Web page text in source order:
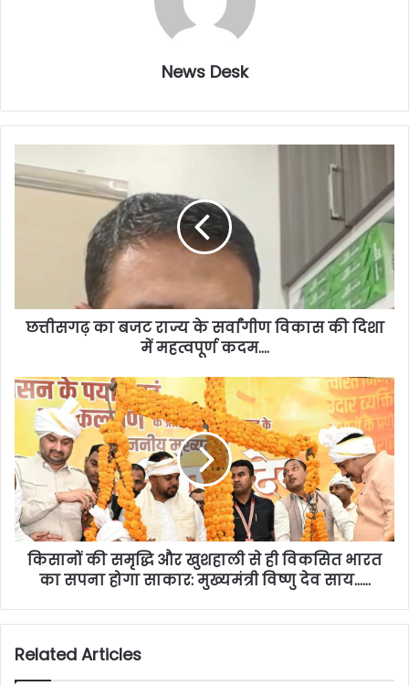
News Desk
छत्तीसगढ़ का बजट राज्य के सर्वांगीण विकास की दिशा
में महत्वपूर्ण कदम….
किसानों की समृद्धि और खुशहाली से ही विकसित भारत
का सपना होगा साकार: मुख्यमंत्री विष्णु देव साय……
Related Articles